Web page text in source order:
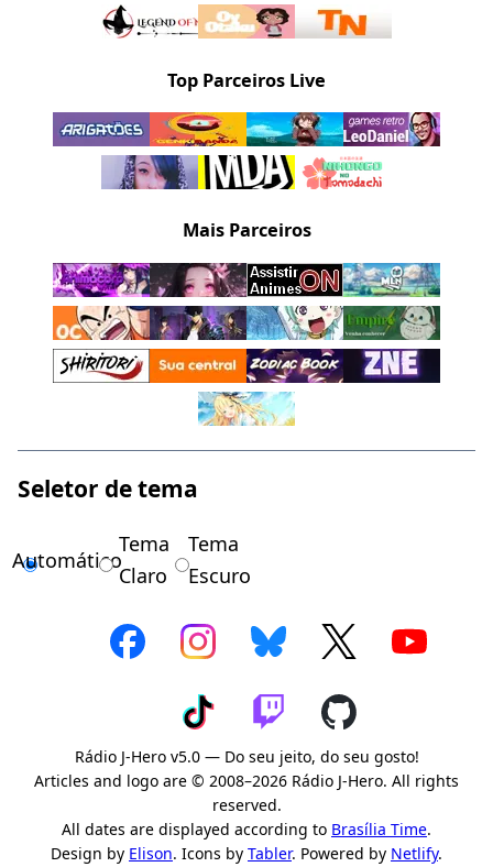
Top Parceiros Live
Mais Parceiros
Seletor de tema
Automático
Tema
Claro
Tema
Escuro
Rádio J-Hero v5.0 — Do seu jeito, do seu gosto!
Articles and logo are © 2008–2026 Rádio J-Hero. All rights
reserved.
All dates are displayed according to Brasília Time.
Design by Elison. Icons by Tabler. Powered by Netlify.